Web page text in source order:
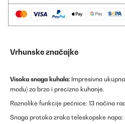
Vrhunske značajke
Visoka snaga kuhala: Impresivna
modu) za brzo i precizno kuhanje.
Raznolike funkcije pećnice: 13 načina
Snaga protoka zraka teleskopske napa: